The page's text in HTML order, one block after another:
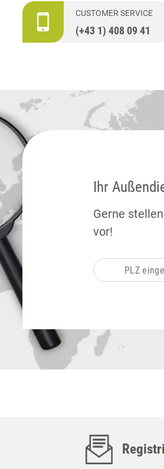
CUSTOMER SERVICE
(+43 1) 408 09 41
Ihr
Gerne
vor!